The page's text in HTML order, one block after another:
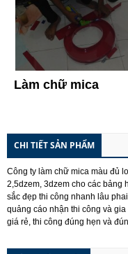
Làm chữ mica
CHI TIẾT SẢN PHẨM
Công ty làm chữ mica màu đủ
2,5dzem, 3dzem cho các bảng
sắc đẹp thi công nhanh lâu
quảng cáo nhận thi công và
giá rẻ, thi công đúng hẹn và